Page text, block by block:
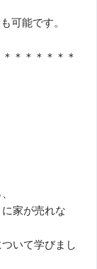
可能です。
＊＊＊＊＊＊
家が売れな
いて学びまし